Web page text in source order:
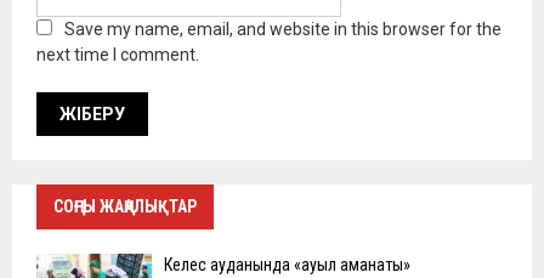
Save my name, email, and website in this browser for the
next time I comment.
СОҢҒЫ ЖАҢАЛЫҚТАР
Келес ауданында «ауыл аманаты»